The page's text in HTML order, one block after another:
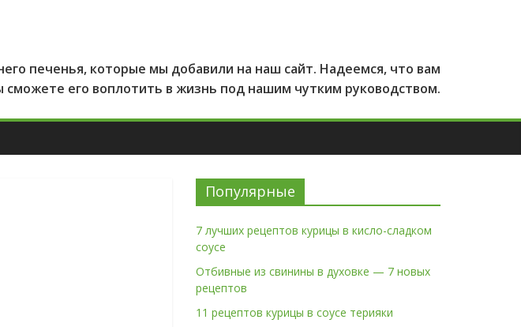
печенья, которые мы добавили на наш сайт. Надеемся, что вам
его воплотить в жизнь под нашим чутким руководством.
Популярные
7 лучших рецептов курицы в кисло-сладком
соусе
Отбивные из свинины в духовке — 7 новых
рецептов
11 рецептов курицы в соусе терияки